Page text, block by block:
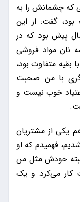
که چشمانش را به
گفت: از این
پیش بود که در
نان مواد فروشی
بقیه متفاوت بود،
با من صحبت
خوب نیست و
یکی از مشتریان
فهمیدم که او
خودش مثل من
کار می‌کرد و یک